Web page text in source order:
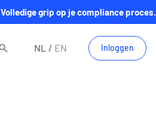
Volledige grip op je compliance proces.
NL EN Inloggen